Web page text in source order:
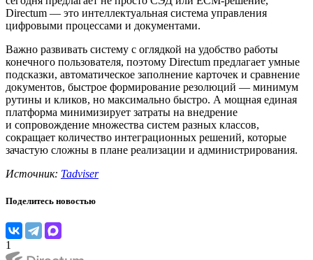
Directum — это интеллектуальная система управления
цифровыми процессами и документами.
Важно развивать систему с оглядкой на удобство работы
конечного пользователя, поэтому Directum предлагает умные
подсказки, автоматическое заполнение карточек и сравнение
документов, быстрое формирование резолюций — минимум
рутины и кликов, но максимально быстро. А мощная единая
платформа минимизирует затраты на внедрение
и сопровождение множества систем разных классов,
сокращает количество интеграционных решений, которые
зачастую сложны в плане реализации и администрирования.
Источник: Tadviser
Поделитесь новостью
1